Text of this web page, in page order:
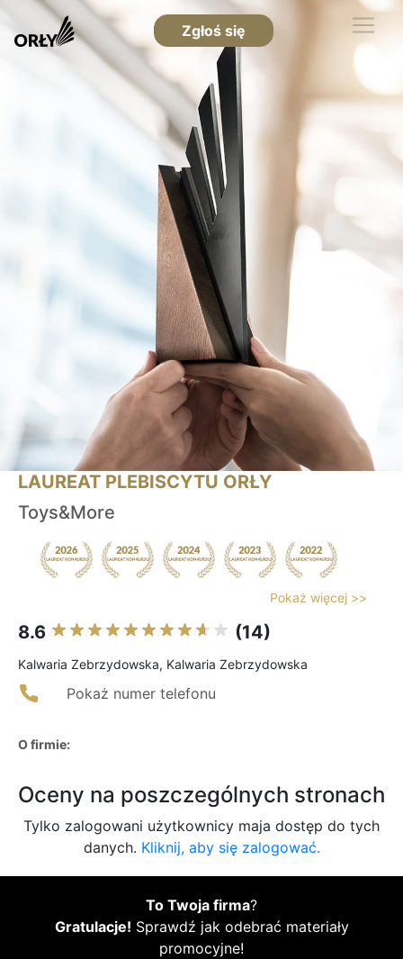
Zgłoś się
LAUREAT PLEBISCYTU ORŁY
Toys&More
Pokaż więcej >>
8.6 (14)
Kalwaria Zebrzydowska, Kalwaria Zebrzydowska
Pokaż numer telefonu
O firmie:
Oceny na poszczególnych stronach
Tylko zalogowani użytkownicy maja dostęp do tych
danych. Kliknij, aby się zalogować.
To Twoja firma?
Gratulacje! Sprawdź jak odebrać materiały
promocyjne!